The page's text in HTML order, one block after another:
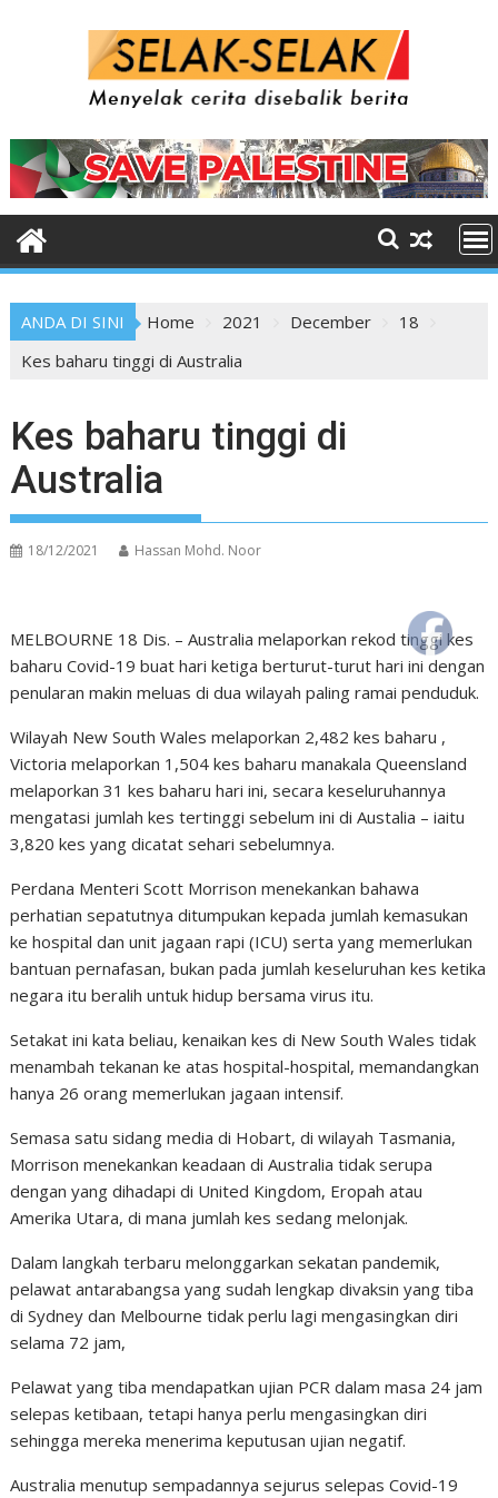
ANDA DI SINI Home 2021 December
18
Kes baharu tinggi di Australia
Kes baharu tinggi di
Australia
18/12/2021 Hassan Mohd. Noor
MELBOURNE 18 Dis. – Australia melaporkan rekod tinggi kes
baharu Covid-19 buat hari ketiga berturut-turut hari ini dengan
penularan makin meluas di dua wilayah paling ramai penduduk.
Wilayah New South Wales melaporkan 2,482 kes baharu ,
Victoria melaporkan 1,504 kes baharu manakala Queensland
melaporkan 31 kes baharu hari ini, secara keseluruhannya
mengatasi jumlah kes tertinggi sebelum ini di Austalia – iaitu
3,820 kes yang dicatat sehari sebelumnya.
Perdana Menteri Scott Morrison menekankan bahawa
perhatian sepatutnya ditumpukan kepada jumlah kemasukan
ke hospital dan unit jagaan rapi (ICU) serta yang memerlukan
bantuan pernafasan, bukan pada jumlah keseluruhan kes ketika
negara itu beralih untuk hidup bersama virus itu.
Setakat ini kata beliau, kenaikan kes di New South Wales tidak
menambah tekanan ke atas hospital-hospital, memandangkan
hanya 26 orang memerlukan jagaan intensif.
Semasa satu sidang media di Hobart, di wilayah Tasmania,
Morrison menekankan keadaan di Australia tidak serupa
dengan yang dihadapi di United Kingdom, Eropah atau
Amerika Utara, di mana jumlah kes sedang melonjak.
Dalam langkah terbaru melonggarkan sekatan pandemik,
pelawat antarabangsa yang sudah lengkap divaksin yang tiba
di Sydney dan Melbourne tidak perlu lagi mengasingkan diri
selama 72 jam,
Pelawat yang tiba mendapatkan ujian PCR dalam masa 24 jam
selepas ketibaan, tetapi hanya perlu mengasingkan diri
sehingga mereka menerima keputusan ujian negatif.
Australia menutup sempadannya sejurus selepas Covid-19